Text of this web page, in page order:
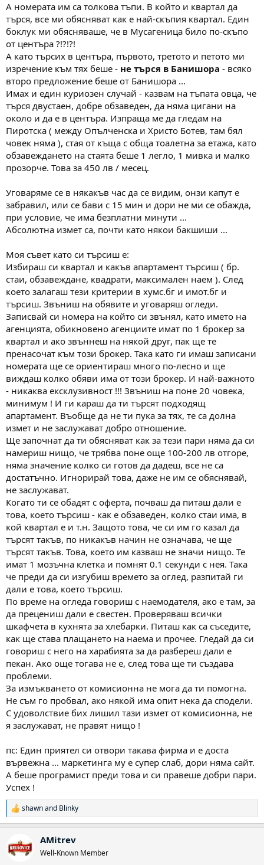
А номерата им са толкова тъпи. В който и квартал да
търся, все ми обясняват как е най-скъпия квартал. Един
боклук ми обясняваше, че в Мусагеница било по-скъпо
от центъра ?!?!?!
А като търсих в центъра, първото, третото и петото ми
изречение към тях беше - не търся в Банишора - всяко
второ предложение беше от Банишора ...
Имах и един куриозен случай - казвам на тъпата овца, че
търся двустаен, добре обзаведен, да няма цигани на
около и да е в центъра. Изпраща ме да гледам на
Пиротска ( между Опълченска и Христо Ботев, там бял
човек няма ), стая от къща с обща тоалетна за етажа, като
обзавеждането на стаята беше 1 легло, 1 мивка и малко
прозорче. Това за 450 лв / месец.
Уговаряме се в някакъв час да се видим, онзи капут е
забравил, или се бави с 15 мин и дори не ми се обажда,
при условие, че има безплатни минути ...
Абсолютна измет са, почти като някои бакшиши ...
Моя съвет като си търсиш е:
Избираш си квартал и какъв апартамент търсиш ( бр.
стаи, обзавеждане, квадрати, максимален наем ). След
което залагаш тези критерии в хумс.бг и имот.бг и
търсиш. Звъниш на обявите и уговаряш огледи.
Записвай си номера на който си звънял, като името на
агенцията, обикновено агенциите имат по 1 брокер за
квартал и ако звъннеш на някой друг, пак ще те
пренасочат към този брокер. Така като ги имаш записани
номерата ще се ориентираш много по-лесно и ще
виждаш колко обяви има от този брокер. И най-важното
- никаква ексклузивност !!! Звъниш на поне 20 човека,
минимум ! И ги караш да ти търсят подходящ
апартамент. Въобще да не ти пука за тях, те са долна
измет и не заслужават добро отношение.
Ще започнат да ти обясняват как за тези пари няма да си
намериш нищо, че трябва поне още 100-200 лв отгоре,
няма значение колко си готов да дадеш, все не са
достатъчно. Игнорирай това, даже не им се обяснявай,
не заслужават.
Когато ти се обадят с оферта, почваш да питаш дали е
това, което търсиш - как е обзаведен, колко стаи има, в
кой квартал е и т.н. Защото това, че си им го казал да
търсят такъв, по никакъв начин не означава, че ще
търсят такъв. Това, което им казваш не значи нищо. Те
имат 1 мозъчна клетка и помнят 0.1 секунди с нея. Така
че преди да си изгубиш времето за оглед, разпитай ги
дали е това, което търсиш.
По време на огледа говориш с наемодателя, ако е там, за
да прецениш дали е свестен. Проверяваш всички
шкафчета в кухнята за хлебарки. Питаш как са съседите,
как ще става плащането на наема и прочее. Гледай да си
говориш с него на харабията за да разбереш дали е
пекан. Ако още тогава не е, след това ще ти създава
проблеми.
За измъкването от комисионна не мога да ти помогна.
Не съм го пробвал, ако някой има опит нека да сподели.
С удоволствие бих лишил тази измет от комисионна, не
я заслужават, не правят нищо !
пс: Един приятел си отвори такава фирма и е доста
вървежна ... маркетинга му е супер слаб, дори няма сайт.
А беше програмист преди това и си правеше добри пари.
Успех !
Р
е
ц
и
shawnand Blinky
AMitrev
Well-Known Member